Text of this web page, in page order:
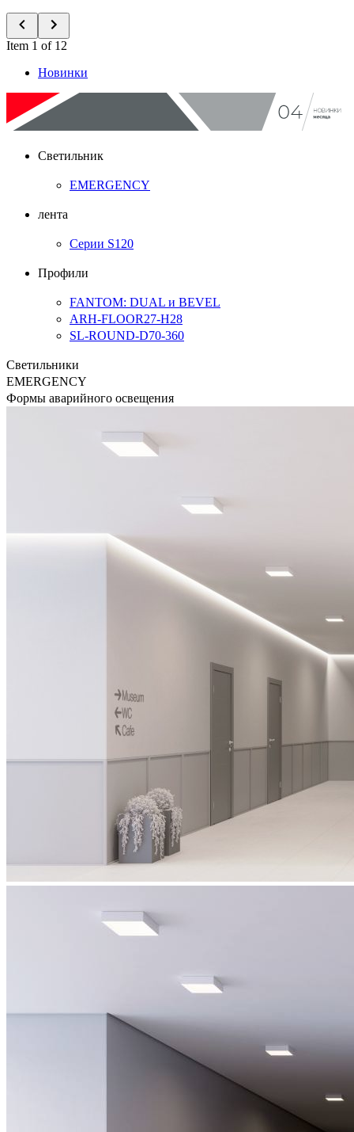
Item 1 of 12
Новинки
Светильник
EMERGENCY
лента
Серии S120
Профили
FANTOM: DUAL и BEVEL
ARH-FLOOR27-H28
SL-ROUND-D70-360
Светильники
EMERGENCY
Формы аварийного освещения